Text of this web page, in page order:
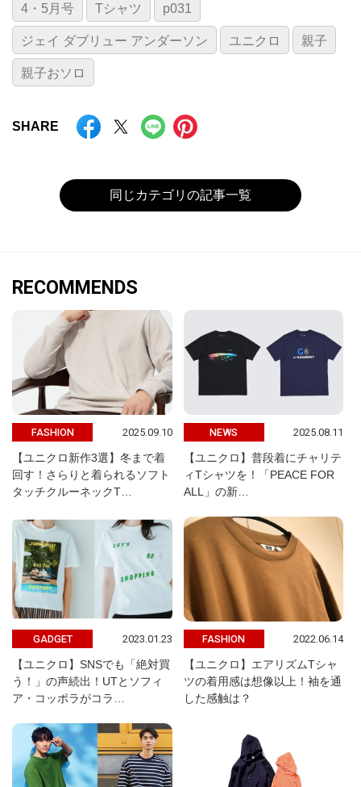
4・5月号 Tシャツ p031
ジェイ ダブリュー アンダーソン ユニクロ 親子
親子おソロ
SHARE
同じカテゴリの記事一覧
RECOMMENDS
FASHION 2025.09.10
【ユニクロ新作3選】冬まで着
回す！さらりと着られるソフト
タッチクルーネックT…
NEWS 2025.08.11
【ユニクロ】普段着にチャリテ
ィTシャツを！「PEACE FOR
ALL」の新…
GADGET 2023.01.23
【ユニクロ】SNSでも「絶対買
う！」の声続出！UTとソフィ
ア・コッポラがコラ…
FASHION 2022.06.14
【ユニクロ】エアリズムTシャ
ツの着用感は想像以上！袖を通
した感触は？